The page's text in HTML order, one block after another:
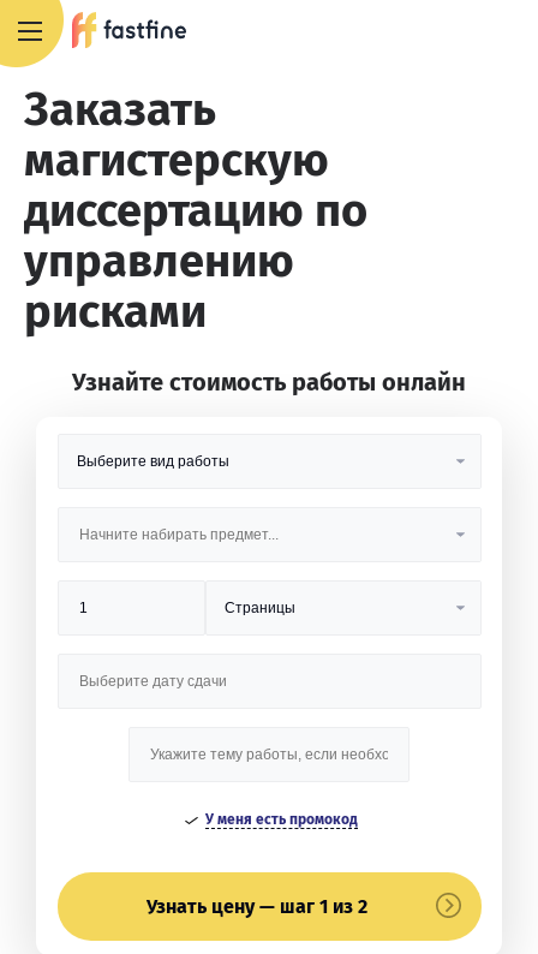
Заказать
магистерскую
диссертацию по
управлению
рисками
Узнайте стоимость работы онлайн
У меня есть промокод
Узнать цену — шаг 1 из 2